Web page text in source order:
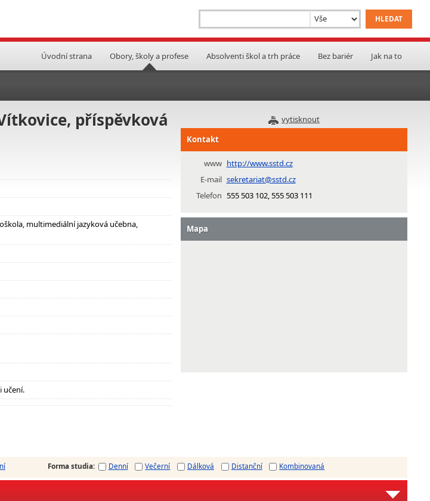
Úvodní strana Obory, školy a profese Absolventi škol a trh práce Bez bariér Jak na to
vytisknout
příspěvková
multimediální jazyková učebna,
učení.
Kontakt
www http://www.sstd.cz
E-mail sekretariat@sstd.cz
Telefon 555 503 102, 555 503 111
Mapa
Forma studia: Denní Večerní Dálková Distanční Kombinovaná